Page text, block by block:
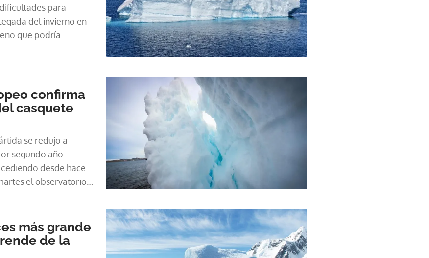
para
del invierno en
que podría
a finales de junio un
una superficie
(2,78 millones
entre 1991 y
Copernicus.
confirma
casquete
se redujo a
segundo año
desde hace
el observatorio
mujeres El área
el continente
de 2,09 millones de
febrero, el nivel
más grande
de la